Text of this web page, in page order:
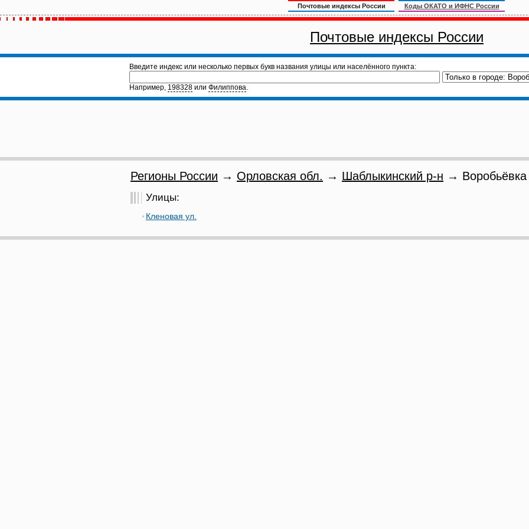
Почтовые индексы России Коды ОКАТО и ИФНС России
Почтовые индексы России
Введите индекс или несколько первых букв названия улицы или населённого пункта:
Например, 198328 или Филиппова.
Регионы России → Орловская обл. → Шаблыкинский р-н →
Улицы:
Кленовая ул.